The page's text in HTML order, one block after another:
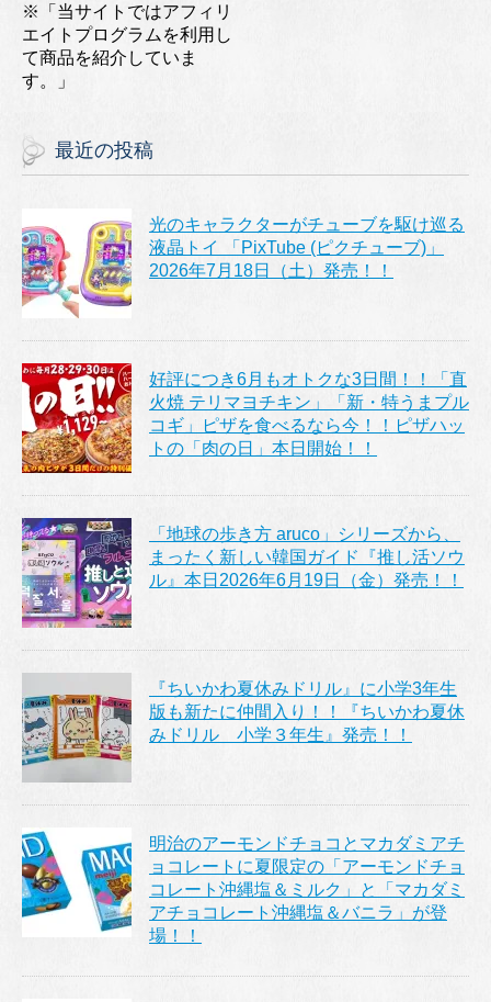
※「当サイトではアフィリ
エイトプログラムを利用し
て商品を紹介していま
す。」
最近の投稿
光のキャラクターがチューブを駆け巡る
液晶トイ 「PixTube (ピクチューブ)」
2026年7月18日（土）発売！！
好評につき6月もオトクな3日間！！「直
火焼 テリマヨチキン」「新・特うまプル
コギ」ピザを食べるなら今！！ピザハッ
トの「肉の日」本日開始！！
「地球の歩き方 aruco」シリーズから、
まったく新しい韓国ガイド『推し活ソウ
ル』本日2026年6月19日（金）発売！！
『ちいかわ夏休みドリル』に小学3年生
版も新たに仲間入り！！『ちいかわ夏休
みドリル 小学３年生』発売！！
明治のアーモンドチョコとマカダミアチ
ョコレートに夏限定の「アーモンドチョ
コレート沖縄塩＆ミルク」と「マカダミ
アチョコレート沖縄塩＆バニラ」が登
場！！